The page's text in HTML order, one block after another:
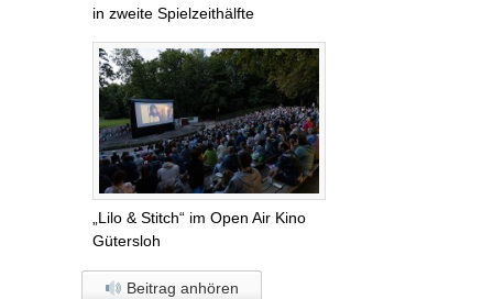
in zweite Spielzeithälfte
„Lilo & Stitch“ im Open Air Kino
Gütersloh
Beitrag anhören